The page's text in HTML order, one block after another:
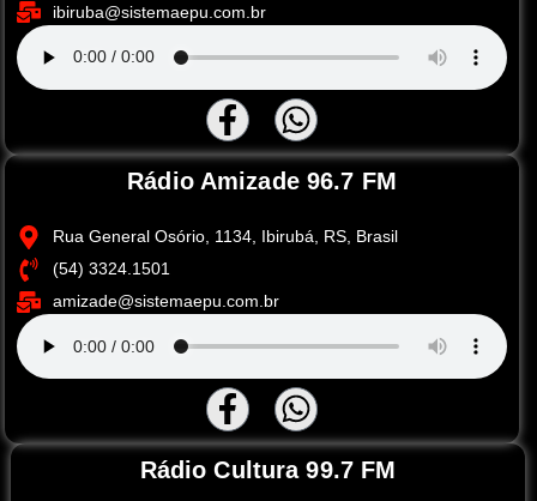
ibiruba@sistemaepu.com.br
Rádio Amizade 96.7 FM
Rua General Osório, 1134, Ibirubá, RS, Brasil
(54) 3324.1501
amizade@sistemaepu.com.br
Rádio Cultura 99.7 FM